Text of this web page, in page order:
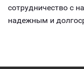
сотрудничество с
надежным и